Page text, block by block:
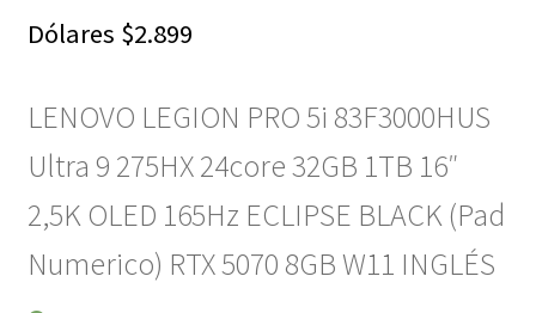
Dólares $2.899
LENOVO LEGION PRO 5i 83F3000HUS
Ultra 9 275HX 24core 32GB 1TB 16″
2,5K OLED 165Hz ECLIPSE BLACK (Pad
Numerico) RTX 5070 8GB W11 INGLÉS